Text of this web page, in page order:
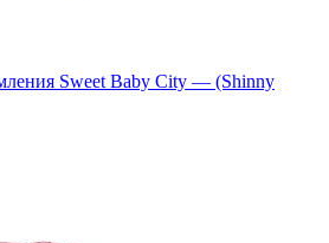
Sweet Baby City — (Shinny